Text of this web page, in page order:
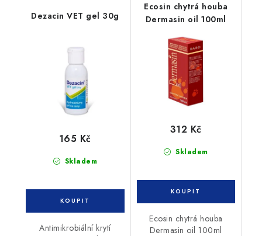
Dezacin VET gel 30g
Skladem
165 Kč
Antimikrobiální krytí
Ecosin chytrá houba
Dermasin oil 100ml
Skladem
312 Kč
Ecosin chytrá houba
Dermasin oil 100ml